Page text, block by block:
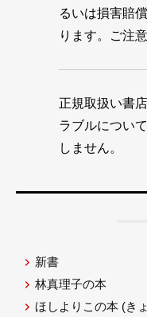
るいは損害賠
ります。ご注
正規取扱い書
ラブルについ
しません。
新書
林真理子の本
ほしよりこの本 (き